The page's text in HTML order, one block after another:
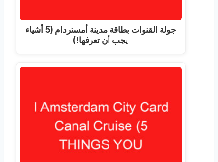
جولة القنوات بطاقة مدينة أمستردام (5 أشياء
يجب أن تعرفها!)